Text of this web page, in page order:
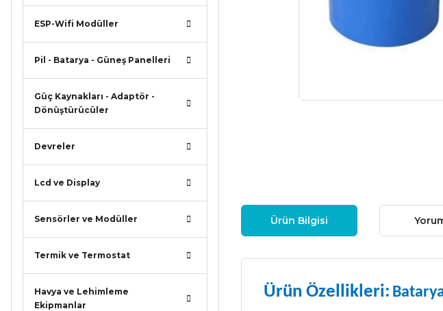
ESP-Wifi Modüller
Pil - Batarya - Güneş Panelleri
Güç Kaynakları - Adaptör -
Dönüştürücüler
Devreler
Lcd ve Display
Sensörler ve Modüller
Termik ve Termostat
Havya ve Lehimleme
Ekipmanlar
Ürün Bilgisi
Ürün Özellikleri: